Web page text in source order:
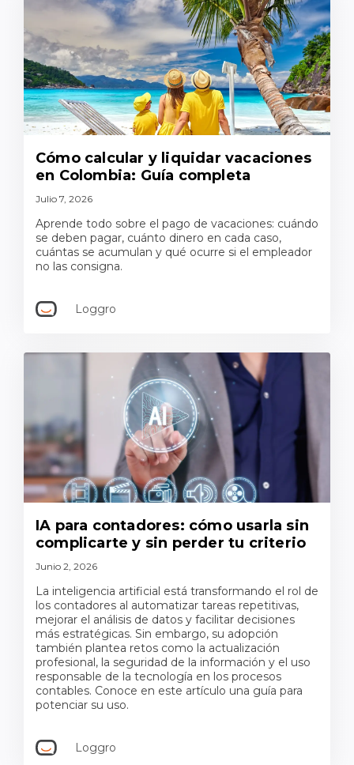
Cómo calcular y liquidar vacaciones
en Colombia: Guía completa
Julio 7, 2026
Aprende todo sobre el pago de vacaciones: cuándo
se deben pagar, cuánto dinero en cada caso,
cuántas se acumulan y qué ocurre si el empleador
no las consigna.
Loggro
IA para contadores: cómo usarla sin
complicarte y sin perder tu criterio
Junio 2, 2026
La inteligencia artificial está transformando el rol de
los contadores al automatizar tareas repetitivas,
mejorar el análisis de datos y facilitar decisiones
más estratégicas. Sin embargo, su adopción
también plantea retos como la actualización
profesional, la seguridad de la información y el uso
responsable de la tecnología en los procesos
contables. Conoce en este artículo una guía para
potenciar su uso.
Loggro